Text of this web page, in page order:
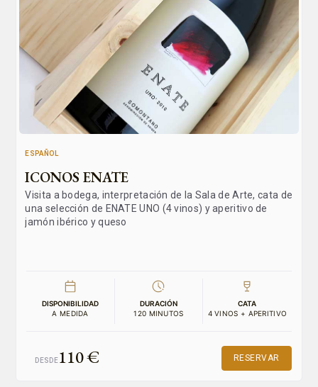
ESPAÑOL
ICONOS ENATE
Visita a bodega, interpretación de la Sala de Arte, cata de
una selección de ENATE UNO (4 vinos) y aperitivo de
jamón ibérico y queso
DISPONIBILIDAD
A MEDIDA
DURACIÓN
120 MINUTOS
CATA
4 VINOS + APERITIVO
DESDE110 € RESERVAR